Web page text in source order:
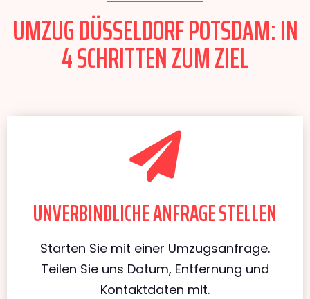
UMZUG DÜSSELDORF POTSDAM: IN
4 SCHRITTEN ZUM ZIEL
UNVERBINDLICHE ANFRAGE STELLEN
Starten Sie mit einer Umzugsanfrage.
Teilen Sie uns Datum, Entfernung und
Kontaktdaten mit.